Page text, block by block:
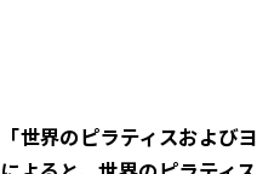
世界のピラティスおよ